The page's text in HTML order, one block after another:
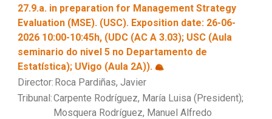
27.9.a. in preparation for Management Strategy
Evaluation (MSE). (USC). Exposition date: 26-06-
2026 10:00-10:45h, (UDC (AC A 3.03); USC (Aula
seminario do nivel 5 no Departamento de
Estatística); UVigo (Aula 2A)).
Director: Roca Pardiñas, Javier
Tribunal:Carpente Rodríguez, María Luisa (President);
Mosquera Rodríguez, Manuel Alfredo